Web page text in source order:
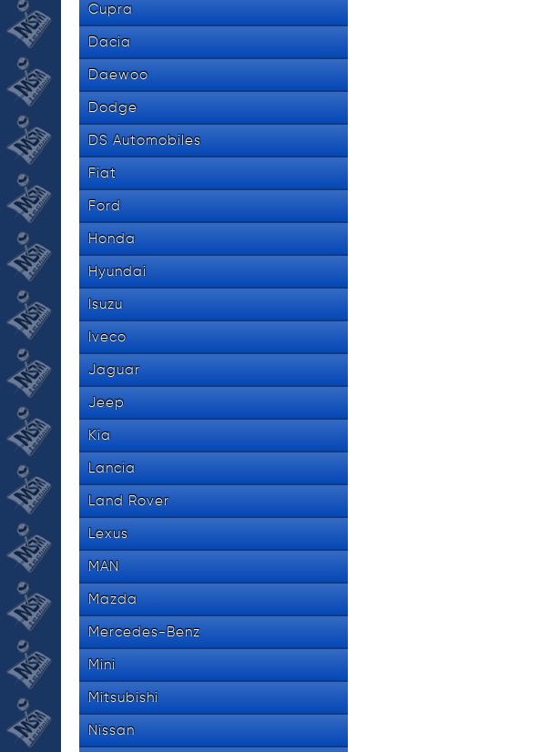
Cupra
Dacia
Daewoo
Dodge
DS Automobiles
Fiat
Ford
Honda
Hyundai
Isuzu
Iveco
Jaguar
Jeep
Kia
Lancia
Land Rover
Lexus
MAN
Mazda
Mercedes-Benz
Mini
Mitsubishi
Nissan